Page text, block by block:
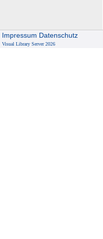
Impressum Datenschutz
Visual Library Server 2026